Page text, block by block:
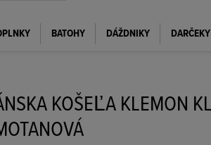
BATOHY DÁŽDNIKY DARČEKY
KOŠEĽA KLEMON